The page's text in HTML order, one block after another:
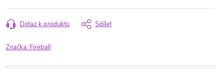
cena:
Dotaz k produktu Sdílet
Značka: Fireball